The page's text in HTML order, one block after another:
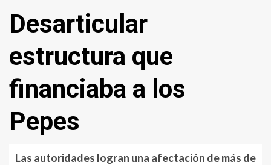
Desarticular
estructura que
financiaba a los
Pepes
Las autoridades logran una afectación de más de